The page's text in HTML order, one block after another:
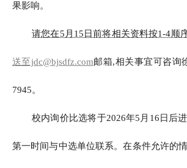
果影响。
请您在5月15日前将相关资料按1-4顺
送至jdc@bjsdfz.com邮箱,相关事宜可咨询
7945。
校内询价比选将于2026年5月16日后
第一时间与中选单位联系。在条件允许的